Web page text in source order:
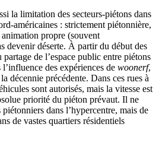
la limitation des secteurs-piétons dans
américaines : strictement piétonnière,
propre (souvent
devenir déserte. À partir du début des
de l’espace public entre piétons
des expériences de woonerf,
décennie précédente. Dans ces rues à
sont autorisés, mais la vitesse est
priorité du piéton prévaut. Il ne
dans l’hypercentre, mais de
de vastes quartiers résidentiels